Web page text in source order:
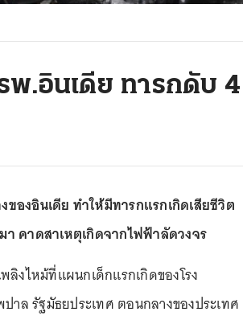
พ.อินเดีย ทารกดับ 4
องอินเดีย ทำให้มีทารกแรกเกิดเสียชีวิต
คาดสาเหตุเกิดจากไฟฟ้าลัดวงจร
ลิงไหม้ที่แผนกเด็กแรกเกิดของโรง
าล รัฐมัธยประเทศ ตอนกลางของประเทศ